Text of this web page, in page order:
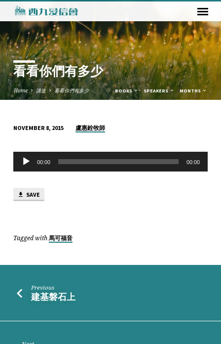
看看你們有多少
Home 講道 看看你們有多少 BOOKS SPEAKERS MONTHS
看
你
們
多
NOVEMBER 8, 2015 盧惠銓牧師
Audio
Player
00:00 00:00
SAVE
Tagged with 馬可福音
Previous
建基磐石上